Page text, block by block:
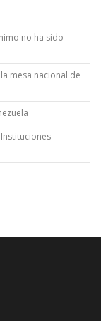
no ha sido
mesa nacional de